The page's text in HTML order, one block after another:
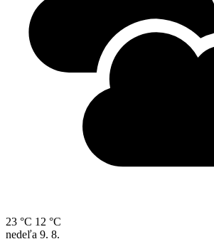
23 °C 12 °C
nedeľa 9. 8.